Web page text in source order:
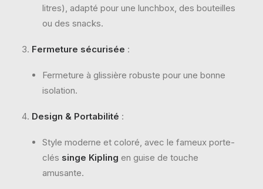
litres), adapté pour une lunchbox, des bouteilles
ou des snacks.
Fermeture sécurisée :
Fermeture à glissière robuste pour une bonne
isolation.
Design & Portabilité :
Style moderne et coloré, avec le fameux porte-
clés singe Kipling en guise de touche
amusante.